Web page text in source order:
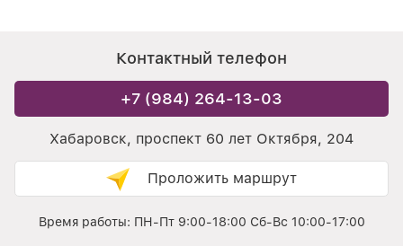
Контактный телефон
+7 (984) 264-13-03
Хабаровск, проспект 60 лет Октября, 204
Проложить маршрут
Время работы: ПН-Пт 9:00-18:00 Сб-Вс 10:00-17:00